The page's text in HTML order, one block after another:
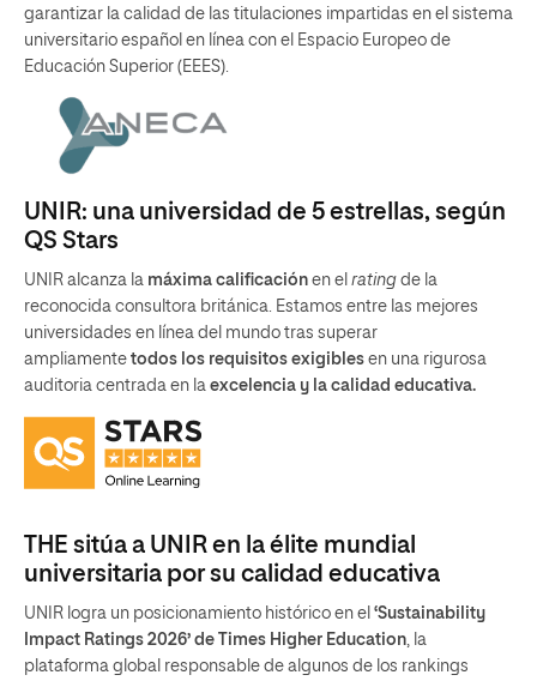
garantizar la calidad de las titulaciones impartidas en el sistema
universitario español en línea con el Espacio Europeo de
Educación Superior (EEES).
UNIR: una universidad de 5 estrellas, según
QS Stars
UNIR alcanza la máxima calificación en el rating de la
reconocida consultora británica. Estamos entre las mejores
universidades en línea del mundo tras superar
ampliamente todos los requisitos exigibles en una rigurosa
auditoria centrada en la excelencia y la calidad educativa.
THE sitúa a UNIR en la élite mundial
universitaria por su calidad educativa
UNIR logra un posicionamiento histórico en el ‘Sustainability
Impact Ratings 2026’ de Times Higher Education , la
plataforma global responsable de algunos de los rankings